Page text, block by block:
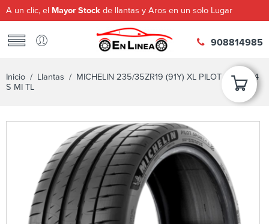
A un clic, el Mayor Stock de llantas y Aros en un solo Lugar
908814985
Inicio / Llantas / MICHELIN 235/35ZR19 (91Y) XL PILOT SPORT 4
S MI TL